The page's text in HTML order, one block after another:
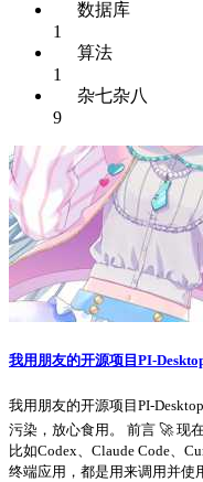
数据库
1
算法
1
杂七杂八
9
我用朋友的开源项目PI-
我用朋友的开源项目PI-
污染，放心食用。 前言 🚀 现
比如Codex、Claude Code、
终端应用，都是用来调用并使